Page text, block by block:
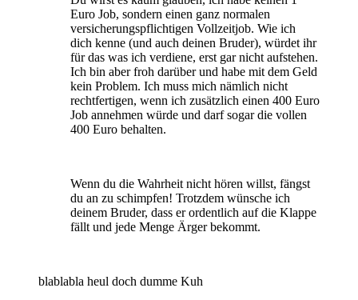
Euro Job, sondern einen ganz normalen
versicherungspflichtigen Vollzeitjob. Wie ich
dich kenne (und auch deinen Bruder), würdet ihr
für das was ich verdiene, erst gar nicht aufstehen.
Ich bin aber froh darüber und habe mit dem Geld
kein Problem. Ich muss mich nämlich nicht
rechtfertigen, wenn ich zusätzlich einen 400 Euro
Job annehmen würde und darf sogar die vollen
400 Euro behalten.
Wenn du die Wahrheit nicht hören willst, fängst
du an zu schimpfen! Trotzdem wünsche ich
deinem Bruder, dass er ordentlich auf die Klappe
fällt und jede Menge Ärger bekommt.
blablabla heul doch dumme Kuh